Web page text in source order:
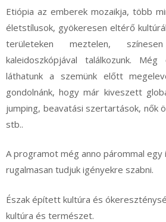
Etiópia az emberek mozaikja, több
életstílusok, gyökeresen eltérő
területeken meztelen,
kaleidoszkópjával találkozunk.
láthatunk a szemünk előtt
gondolnánk, hogy már kiveszett
jumping, beavatási szertartások, nők
stb..
A programot még anno párommal egy
rugalmasan tudjuk igényekre szabni.
Észak épített kultúra és
kultúra és természet.